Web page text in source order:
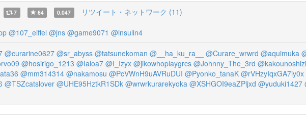
7 64 0.047 リツイート・ネットワーク (11)
@107_eiffel @jns @game9071 @insulin4
@curarine0627 @sr_abyss @tatsunekoman @__ha_ku_ra__ @Curare_wrwrd @aquimuka
@hosirigo_1213 @Ialoa7 @I_Izyx @jikowhoplaygrcs @Johnny_The_3rd
@mm314314 @nakamosu @PcVWnH9uAVRuDUI @Pyonko_tanaK @rVHzyIqxGA7iy0x
@TSZcatslover @UHE95HztkR1SDk @wrwrkurarekyoka @XSHGOI9eaZPljxd @yuduki1427